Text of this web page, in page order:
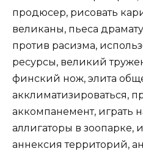
продюсер, рисовать
великаны, пьеса
против расизма,
ресурсы, великий
финский нож, элита
акклиматизироваться,
аккомпанемент, играть
аллигаторы в зоопарке,
аннексия территорий,